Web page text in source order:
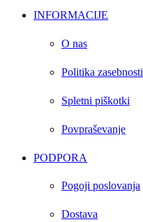
INFORMACIJE
O nas
Politika zasebnosti
Spletni piškotki
Povpraševanje
PODPORA
Pogoji poslovanja
Dostava